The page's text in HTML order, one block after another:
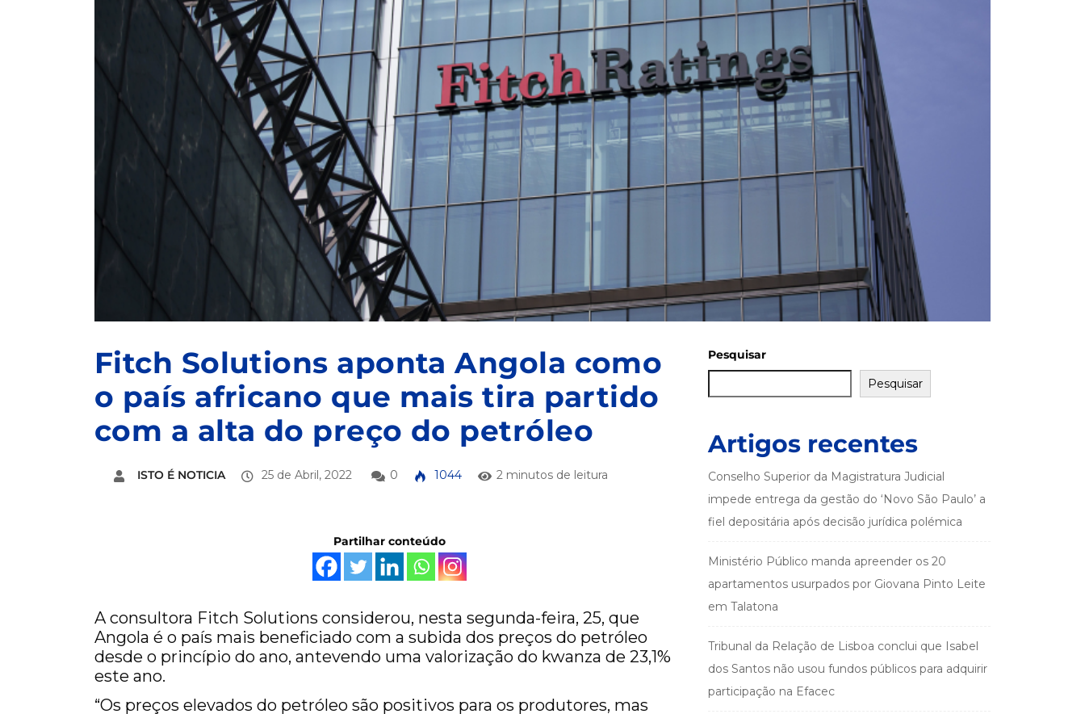
Fitch Solutions aponta Angola como
o país africano que mais tira partido
com a alta do preço do petróleo
ISTO É NOTICIA 25 de Abril, 2022 0 1044 2 minutos de leitura
Partilhar conteúdo
A consultora Fitch Solutions considerou, nesta segunda-feira, 25, que
Angola é o país mais beneficiado com a subida dos preços do petróleo
desde o princípio do ano, antevendo uma valorização do kwanza de 23,1%
este ano.
“Os preços elevados do petróleo são positivos para os produtores, mas
Pesquisar
Pesquisar
Artigos recentes
Conselho Superior da Magistratura Judicial
impede entrega da gestão do ‘Novo São Paulo’ a
fiel depositária após decisão jurídica polémica
Ministério Público manda apreender os 20
apartamentos usurpados por Giovana Pinto Leite
em Talatona
Tribunal da Relação de Lisboa conclui que Isabel
dos Santos não usou fundos públicos para adquirir
participação na Efacec